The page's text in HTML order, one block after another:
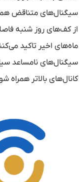
سیگنال‌های متناقض
از کف‌های روز شنبه
ماه‌های اخیر تاکید
سیگنال‌های نامساعد
کانال‌های بالاتر همراه